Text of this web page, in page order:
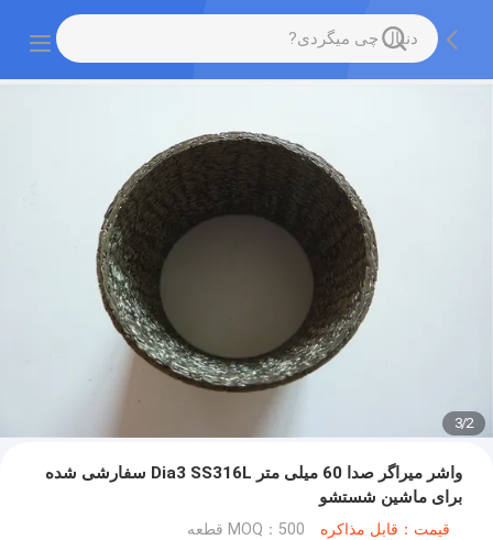
2
/
3
واشر میراگر صدا 60 میلی متر Dia3 SS316L سفارشی شده
برای ماشین شستشو
قیمت：قابل مذاکره MOQ：500 قطعه